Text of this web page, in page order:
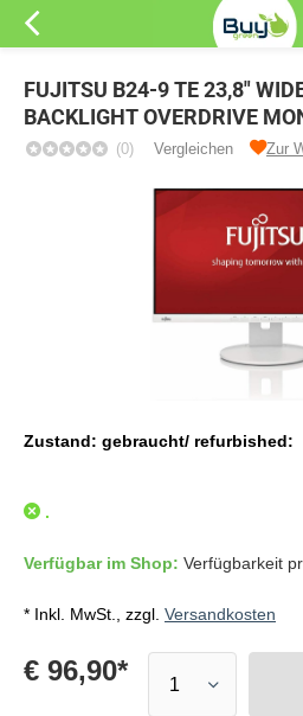
FUJITSU B24-9 TE 23,8"
BACKLIGHT OVERDRIVE
(0) Vergleichen Zur
Zustand: gebraucht/ refurbished:
.
Verfügbar im Shop: Verfügbarkeit
* Inkl. MwSt., zzgl. Versandkosten
€ 96,90*